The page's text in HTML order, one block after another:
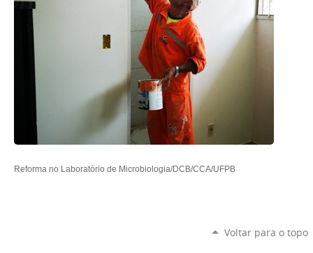
Reforma no Laboratório de Microbiologia/DCB/CCA/UFPB
Voltar para o topo